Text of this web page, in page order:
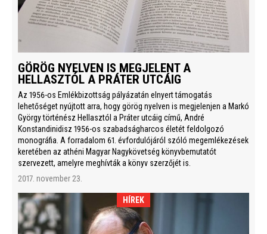
GÖRÖG NYELVEN IS MEGJELENT A
HELLASZTÓL A PRÁTER UTCÁIG
Az 1956-os Emlékbizottság pályázatán elnyert támogatás
lehetőséget nyújtott arra, hogy görög nyelven is megjelenjen a Markó
György történész Hellasztól a Práter utcáig című, André
Konstandinidisz 1956-os szabadságharcos életét feldolgozó
monográfia. A forradalom 61. évfordulójáról szóló megemlékezések
keretében az athéni Magyar Nagykövetség könyvbemutatót
szervezett, amelyre meghívták a könyv szerzőjét is.
2017. november 23.
HÍREK